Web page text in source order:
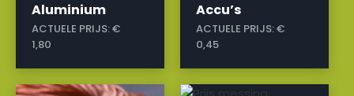
Aluminium
ACTUELE PRIJS:€
1,80
Accu’s
ACTUELE PRIJS:€
0,45